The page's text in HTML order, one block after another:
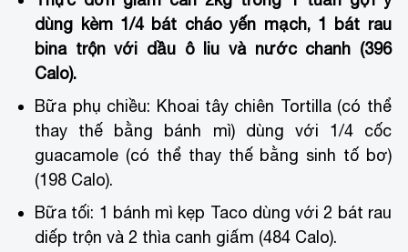
dùng kèm 1/4 bát cháo yến mạch, 1 bát rau
bina trộn với dầu ô liu và nước chanh (396
Calo).
Bữa phụ chiều: Khoai tây chiên Tortilla (có thể
thay thế bằng bánh mì) dùng với 1/4 cốc
guacamole (có thể thay thế bằng sinh tố bơ)
(198 Calo).
Bữa tối: 1 bánh mì kẹp Taco dùng với 2 bát rau
diếp trộn và 2 thìa canh giấm (484 Calo).